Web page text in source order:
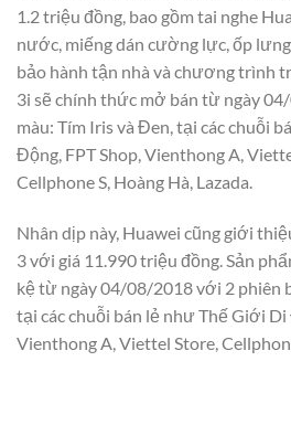
1.2 triệu đồng, bao gồm tai nghe
nước, miếng dán cường lực, ốp
bảo hành tận nhà và chương trình
3i sẽ chính thức mở bán từ ngày
màu: Tím Iris và Đen, tại các chuỗi
Động, FPT Shop, Vienthong A,
Cellphone S, Hoàng Hà, Lazada.
Nhân dịp này, Huawei cũng giới
3 với giá 11.990 triệu đồng. Sản
kệ từ ngày 04/08/2018 với 2 phiên
tại các chuỗi bán lẻ như Thế Giới Di
Vienthong A, Viettel Store,